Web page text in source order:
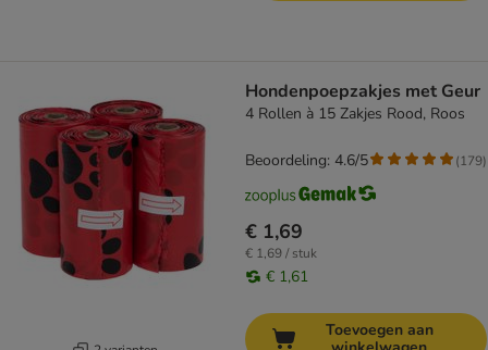
Hondenpoepzakjes met Geur
4 Rollen à 15 Zakjes Rood, Roos
€ 1,69
€ 1,69 / stuk
€ 1,61
Beoordeling: 4.6/5 (179)
Toevoegen aan